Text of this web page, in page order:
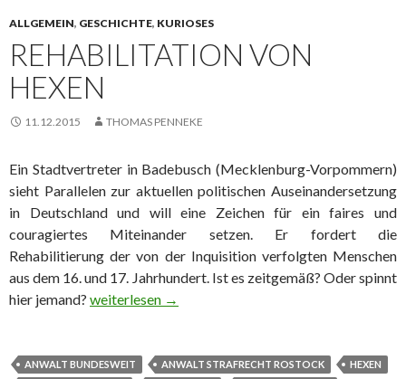
ALLGEMEIN, GESCHICHTE, KURIOSES
REHABILITATION VON
HEXEN
11.12.2015 THOMAS PENNEKE
Ein Stadtvertreter in Badebusch (Mecklenburg-Vorpommern)
sieht Parallelen zur aktuellen politischen Auseinandersetzung
in Deutschland und will eine Zeichen für ein faires und
couragiertes Miteinander setzen. Er fordert die
Rehabilitierung der von der Inquisition verfolgten Menschen
aus dem 16. und 17. Jahrhundert. Ist es zeitgemäß? Oder spinnt
hier jemand? Rehabilitation von Hexen
weiterlesen →
ANWALT BUNDESWEIT ANWALT STRAFRECHT ROSTOCK
HEXEN